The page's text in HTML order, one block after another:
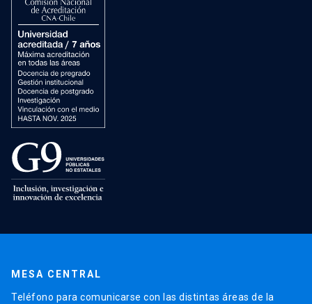
MESA CENTRAL
Teléfono para comunicarse con las distintas áreas de la